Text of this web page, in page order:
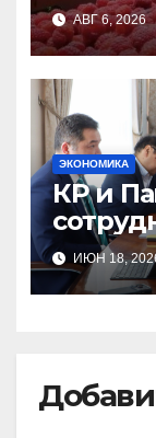
АВГ 6, 2026
ЭКОНОМИКА
КР и
ИЮН 18,